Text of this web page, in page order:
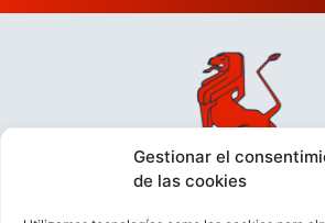
Gestionar el
de las cookies